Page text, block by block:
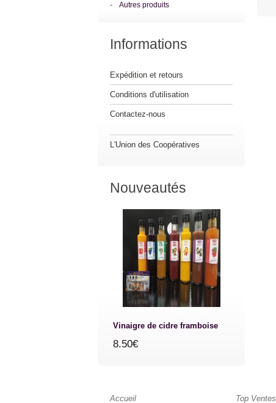
- Autres produits
Informations
Expédition et retours
Conditions d'utilisation
Contactez-nous
L'Union des Coopératives
Nouveautés
Vinaigre de cidre framboise
8.50€
Accueil Top Ventes